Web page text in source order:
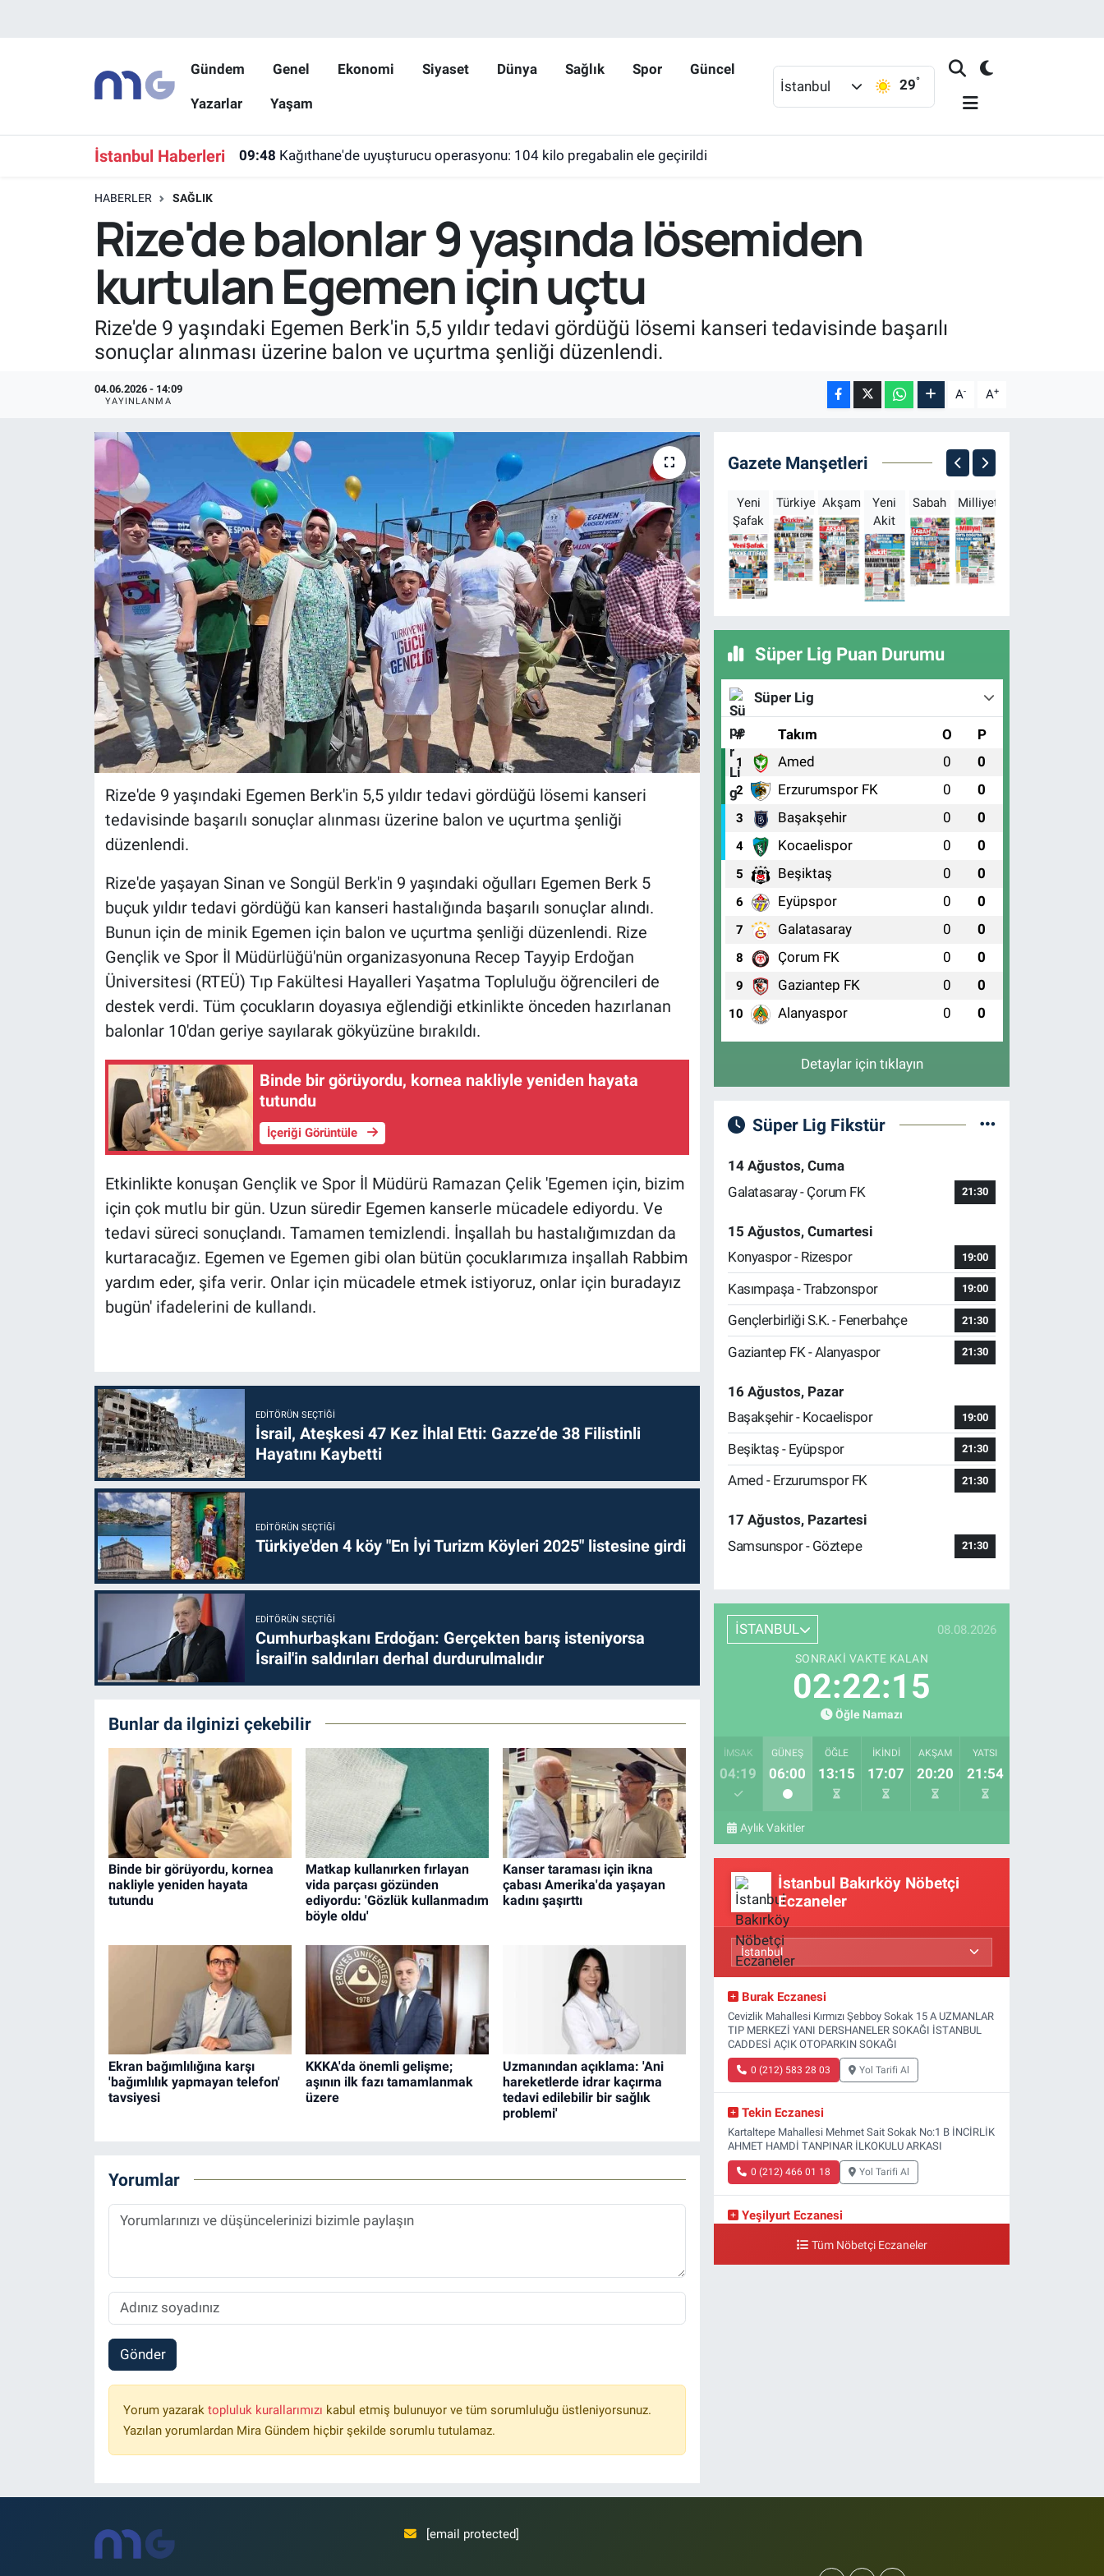
Gündem Genel Ekonomi Siyaset Dünya Sağlık Spor Güncel
Yazarlar Yaşam
İstanbul 29°
İstanbul Haberleri 09:48 Kağıthane'de uyuşturucu operasyonu: 104 kilo pregabalin ele geçirildi
HABERLER SAĞLIK
Rize'de balonlar 9 yaşında lösemiden
kurtulan Egemen için uçtu
Rize'de 9 yaşındaki Egemen Berk'in 5,5 yıldır tedavi gördüğü lösemi kanseri tedavisinde başarılı
sonuçlar alınması üzerine balon ve uçurtma şenliği düzenlendi.
04.06.2026 - 14:09
YAYINLANMA A- A+
Rize'de 9 yaşındaki Egemen Berk'in 5,5 yıldır tedavi gördüğü lösemi kanseri
tedavisinde başarılı sonuçlar alınması üzerine balon ve uçurtma şenliği
düzenlendi.
Rize'de yaşayan Sinan ve Songül Berk'in 9 yaşındaki oğulları Egemen Berk 5
buçuk yıldır tedavi gördüğü kan kanseri hastalığında başarılı sonuçlar alındı.
Bunun için de minik Egemen için balon ve uçurtma şenliği düzenlendi. Rize
Gençlik ve Spor İl Müdürlüğü'nün organizasyonuna Recep Tayyip Erdoğan
Üniversitesi (RTEÜ) Tıp Fakültesi Hayalleri Yaşatma Topluluğu öğrencileri de
destek verdi. Tüm çocukların doyasıya eğlendiği etkinlikte önceden hazırlanan
balonlar 10'dan geriye sayılarak gökyüzüne bırakıldı.
Binde bir görüyordu, kornea nakliyle yeniden hayata
tutundu
İçeriği Görüntüle
Etkinlikte konuşan Gençlik ve Spor İl Müdürü Ramazan Çelik 'Egemen için, bizim
için çok mutlu bir gün. Uzun süredir Egemen kanserle mücadele ediyordu. Ve
tedavi süreci sonuçlandı. Tamamen temizlendi. İnşallah bu hastalığımızdan da
kurtaracağız. Egemen ve Egemen gibi olan bütün çocuklarımıza inşallah Rabbim
yardım eder, şifa verir. Onlar için mücadele etmek istiyoruz, onlar için buradayız
bugün' ifadelerini de kullandı.
EDITÖRÜN SEÇTIĞI
İsrail, Ateşkesi 47 Kez İhlal Etti: Gazze’de 38 Filistinli
Hayatını Kaybetti
EDITÖRÜN SEÇTIĞI
Türkiye'den 4 köy "En İyi Turizm Köyleri 2025" listesine girdi
EDITÖRÜN SEÇTIĞI
Cumhurbaşkanı Erdoğan: Gerçekten barış isteniyorsa
İsrail'in saldırıları derhal durdurulmalıdır
Bunlar da ilginizi çekebilir
Binde bir görüyordu, kornea
nakliyle yeniden hayata
tutundu
Matkap kullanırken fırlayan
vida parçası gözünden
ediyordu: 'Gözlük kullanmadım
böyle oldu'
Kanser taraması için ikna
çabası Amerika'da yaşayan
kadını şaşırttı
Ekran bağımlılığına karşı
'bağımlılık yapmayan telefon'
tavsiyesi
KKKA'da önemli gelişme;
aşının ilk fazı tamamlanmak
üzere
Uzmanından açıklama: 'Ani
hareketlerde idrar kaçırma
tedavi edilebilir bir sağlık
problemi'
Yorumlar
Gönder
Yorum yazarak topluluk kurallarımızı kabul etmiş bulunuyor ve tüm sorumluluğu üstleniyorsunuz.
Yazılan yorumlardan Mira Gündem hiçbir şekilde sorumlu tutulamaz.
Gazete Manşetleri
Yeni
Şafak
Türkiye Akşam
Yeni
Akit
Sabah Milliyet
Süper Lig Puan Durumu
Süper Lig
# Takım O P
1 Amed 0 0
2 Erzurumspor FK 0 0
3 Başakşehir 0 0
4 Kocaelispor 0 0
5 Beşiktaş 0 0
6 Eyüpspor 0 0
7 Galatasaray 0 0
8 Çorum FK 0 0
9 Gaziantep FK 0 0
10 Alanyaspor 0 0
Detaylar için tıklayın
Süper Lig Fikstür
14 Ağustos, Cuma
Galatasaray - Çorum FK
21:30
15 Ağustos, Cumartesi
Konyaspor - Rizespor
19:00
Kasımpaşa - Trabzonspor 19:00
Gençlerbirliği S.K. - Fenerbahçe 21:30
Gaziantep FK - Alanyaspor 21:30
16 Ağustos, Pazar
Başakşehir - Kocaelispor
19:00
Beşiktaş - Eyüpspor 21:30
Amed - Erzurumspor FK 21:30
17 Ağustos, Pazartesi
Samsunspor - Göztepe
21:30
İSTANBUL 08.08.2026
SONRAKI VAKTE KALAN
02:22:14
Öğle Namazı
İMSAK
04:19
GÜNEŞ
06:00
ÖĞLE
13:15
İKINDI
17:07
AKŞAM
20:20
YATSI
21:54
Aylık Vakitler
İstanbul Bakırköy Nöbetçi
Eczaneler
Burak Eczanesi
Cevizlik Mahallesi Kırmızı Şebboy Sokak 15 A UZMANLAR
TIP MERKEZİ YANI DERSHANELER SOKAĞI İSTANBUL
CADDESİ AÇIK OTOPARKIN SOKAĞI
0 (212) 583 28 03 Yol Tarifi Al
Tekin Eczanesi
Kartaltepe Mahallesi Mehmet Sait Sokak No:1 B İNCİRLİK
AHMET HAMDİ TANPINAR İLKOKULU ARKASI
0 (212) 466 01 18 Yol Tarifi Al
Yeşilyurt Eczanesi
Tüm Nöbetçi Eczaneler
[email protected]
Hava Durumu
İstanbul Namaz Vakitleri
Süper Lig Puan Durumu ve Fikstür
Tüm Manşetler
Haber Arşivi